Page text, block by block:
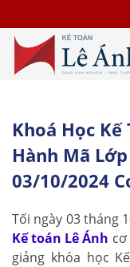
Khoá Học
Hành Mã
03/10/2024
Tối ngày 03 tháng
Kế toán Lê Ánh
giảng khóa học